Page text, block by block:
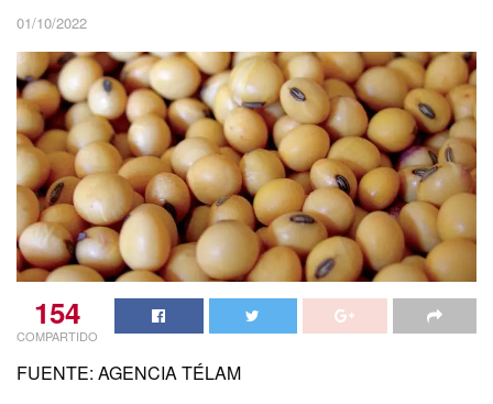
01/10/2022
154
COMPARTIDO
FUENTE: AGENCIA TÉLAM